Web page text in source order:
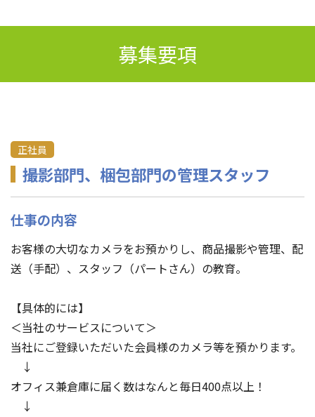
募集要項
正社員
撮影部門、梱包部門の管理スタッフ
仕事の内容
お客様の大切なカメラをお預かりし、商品撮影や管理、配
送（手配）、スタッフ（パートさん）の教育。
【具体的には】
＜当社のサービスについて＞
当社にご登録いただいた会員様のカメラ等を預かります。
↓
オフィス兼倉庫に届く数はなんと毎日400点以上！
↓